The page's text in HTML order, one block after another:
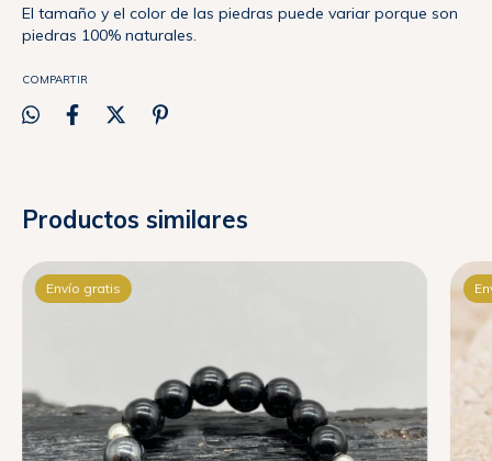
El tamaño y el color de las piedras puede variar porque son
piedras 100% naturales.
COMPARTIR
Productos similares
Envío gratis